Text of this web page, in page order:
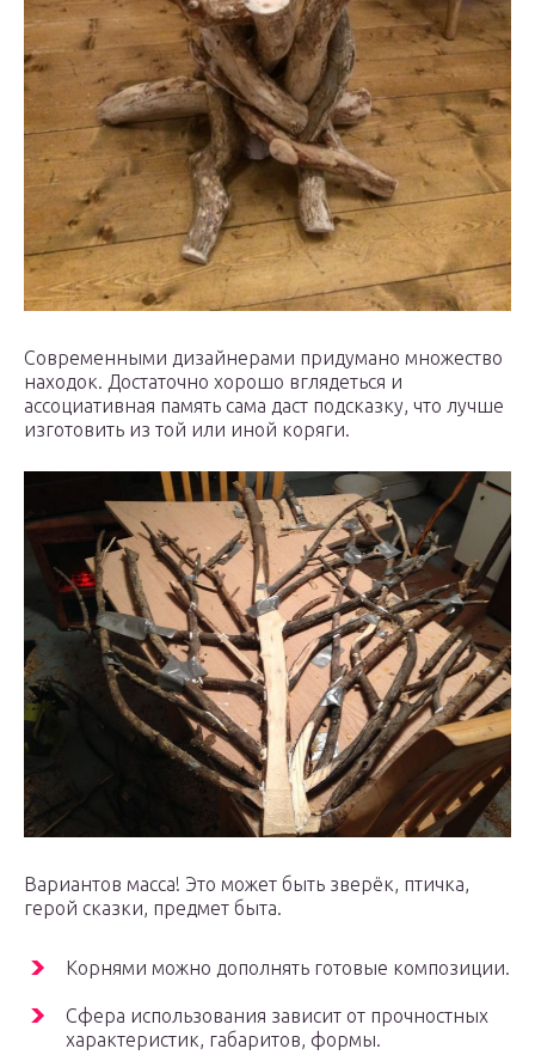
Современными дизайнерами придумано множество
находок. Достаточно хорошо вглядеться и
ассоциативная память сама даст подсказку, что лучше
изготовить из той или иной коряги.
Вариантов масса! Это может быть зверёк, птичка,
герой сказки, предмет быта.
Корнями можно дополнять готовые композиции.
Сфера использования зависит от прочностных
характеристик, габаритов, формы.